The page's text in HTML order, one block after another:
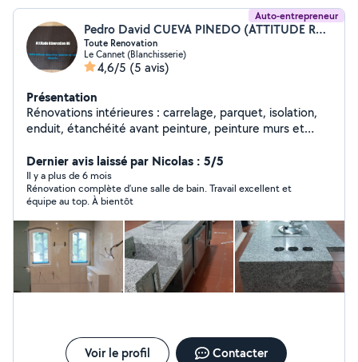
Auto-entrepreneur
Pedro David CUEVA PINEDO (ATTITUDE RÉNOVATION 06)
Toute Renovation
Le Cannet (Blanchisserie)
4,6/5 (5 avis)
Présentation
Rénovations intérieures : carrelage, parquet, isolation,
enduit, étanchéité avant peinture, peinture murs et
réparations et remplacements de portes, pose de
doublage (murs, faux plafonds) Services à la personne :
ménage, repassage, jardinerie, petits bricolage, soutien
scolaire. Petites réparations, travaux de rénovation,
nettoyage de fins de chantiers, de copropriétés,
entretien régulier.
Dernier avis laissé par Nicolas : 5/5
Il y a plus de 6 mois
Rénovation complète d’une salle de bain. Travail excellent et
équipe au top. À bientôt
Voir le profil Contacter